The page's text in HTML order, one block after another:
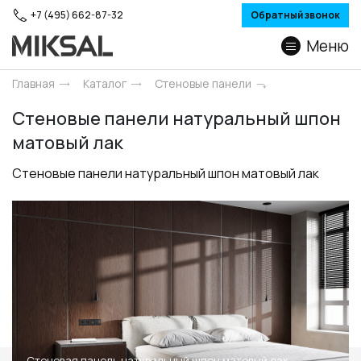
+7 (495) 662-87-32 Обратный звонок
Меню
Главная Каталог Стеновые панели
Стеновые панели натуральный шпон
матовый лак
Стеновые панели натуральный шпон матовый лак